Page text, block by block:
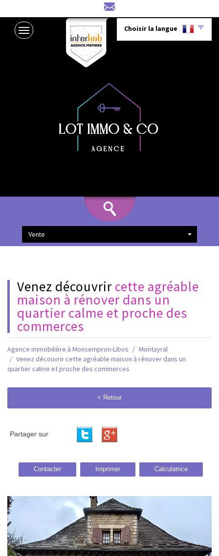
Choisir la langue
Vente
venez découvrir cette agréable
maison à rénover dans un
quartier calme et proche des
commerces
Agence immobilière à Monsempron-Libos
Montayral
Venez découvrir cette agréable maison à rénover dans un
quartier calme et proche des commerces
< Retour
Partager sur
Contacter Imprimer Calculatrice